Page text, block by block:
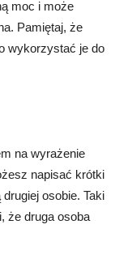
moc i może
Pamiętaj, że
wykorzystać je do
na wyrażenie
napisać krótki
osobie. Taki
że druga osoba